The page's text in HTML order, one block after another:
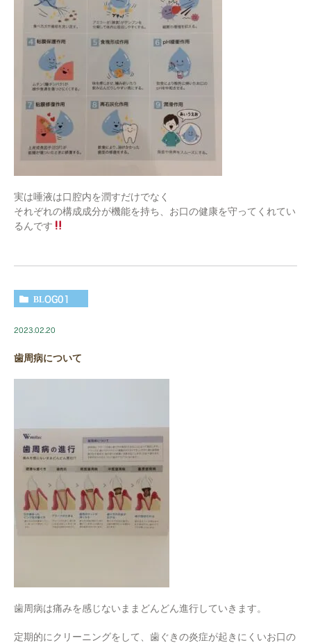
実は唾液は口腔内を潤すだけでなく
それぞれの構成成分が機能を持ち、お口の健康を守ってくれてい
るんです
BLOG01
2023.02.20
歯周病について
歯周病は痛みを感じないままどんどん進行していきます。
定期的にクリーニングをして、歯ぐきの炎症が起きにくいお口の